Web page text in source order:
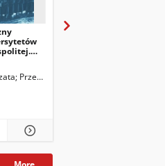
Przeniosło, Marek